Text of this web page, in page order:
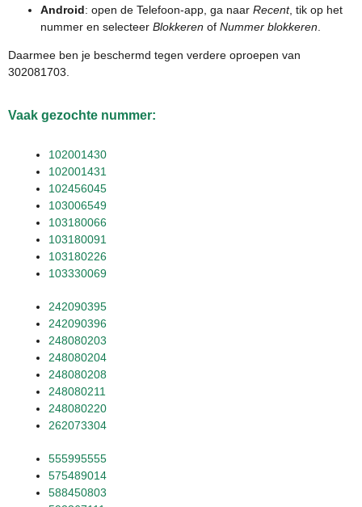
Android: open de Telefoon-app, ga naar Recent, tik op het
nummer en selecteer Blokkeren of Nummer blokkeren
Daarmee ben je beschermd tegen verdere oproepen van
302081703.
Vaak gezochte nummer:
102001430
102001431
102456045
103006549
103180066
103180091
103180226
103330069
242090395
242090396
248080203
248080204
248080208
248080211
248080220
262073304
555995555
575489014
588450803